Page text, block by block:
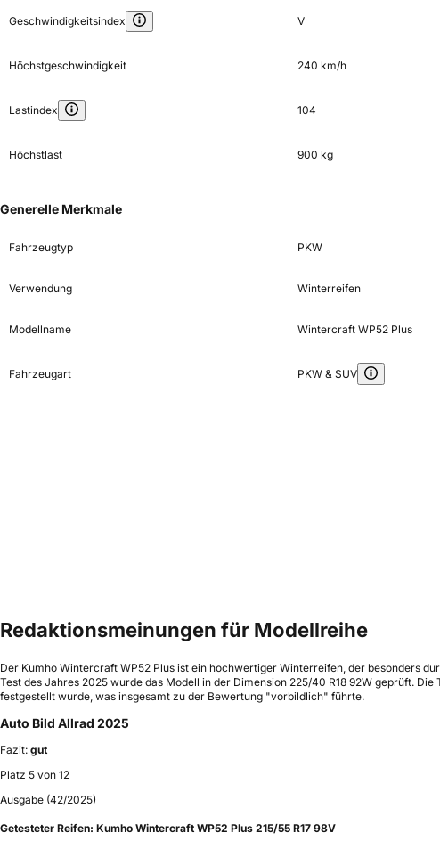
Geschwindigkeitsindex V
Höchstgeschwindigkeit 240 km/h
Lastindex 104
Höchstlast 900 kg
Generelle Merkmale
Fahrzeugtyp PKW
Verwendung Winterreifen
Modellname Wintercraft WP52 Plus
Fahrzeugart PKW & SUV
Redaktionsmeinungen für Modellreihe
Der Kumho Wintercraft WP52 Plus ist ein hochwertiger Winterreifen, der besonders
Test des Jahres 2025 wurde das Modell in der Dimension 225/40 R18 92W geprüft.
festgestellt wurde, was insgesamt zu der Bewertung "vorbildlich" führte.
Auto Bild Allrad 2025
Fazit: gut
Platz 5 von 12
Ausgabe (42/2025)
Getesteter Reifen: Kumho Wintercraft WP52 Plus 215/55 R17 98V